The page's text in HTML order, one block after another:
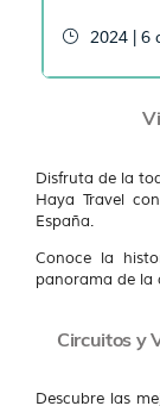
FRONTERA -
2024 | 6
Disfruta de la
Haya Travel
España.
Conoce la
panorama de la
Circuitos y
Descubre las